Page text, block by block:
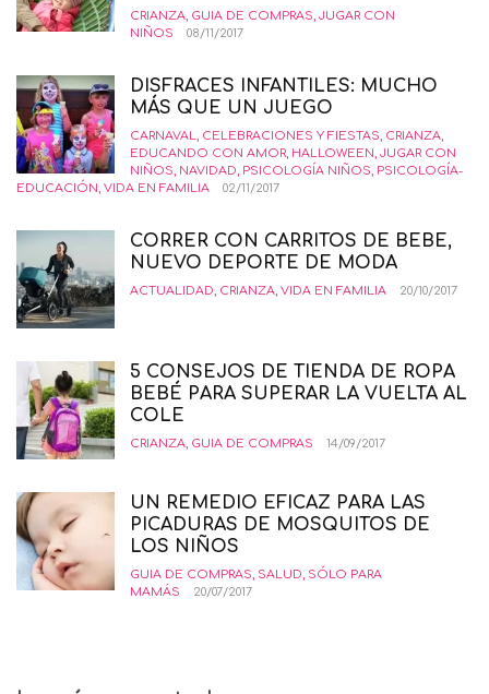
CRIANZA, GUIA DE COMPRAS, JUGAR CON
NIÑOS
08/11/2017
DISFRACES INFANTILES: MUCHO
MÁS QUE UN JUEGO
CARNAVAL, CELEBRACIONES Y FIESTAS, CRIANZA,
EDUCANDO CON AMOR, HALLOWEEN, JUGAR CON
NIÑOS, NAVIDAD, PSICOLOGÍA NIÑOS, PSICOLOGÍA-
EDUCACIÓN, VIDA EN FAMILIA 02/11/2017
CORRER CON CARRITOS DE BEBE,
NUEVO DEPORTE DE MODA
ACTUALIDAD, CRIANZA, VIDA EN FAMILIA 20/10/2017
5 CONSEJOS DE TIENDA DE ROPA
BEBÉ PARA SUPERAR LA VUELTA AL
COLE
CRIANZA, GUIA DE COMPRAS 14/09/2017
UN REMEDIO EFICAZ PARA LAS
PICADURAS DE MOSQUITOS DE
LOS NIÑOS
GUIA DE COMPRAS, SALUD, SÓLO PARA
MAMÁS
20/07/2017